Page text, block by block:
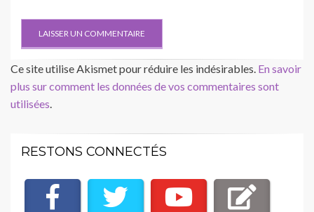
Ce site utilise Akismet pour réduire les indésirables. En savoir
plus sur comment les données de vos commentaires sont
utilisées.
RESTONS CONNECTÉS